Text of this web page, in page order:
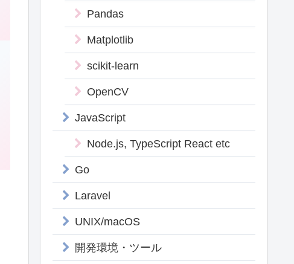
Pandas
Matplotlib
scikit-learn
OpenCV
JavaScript
Node.js, TypeScript React etc
Go
Laravel
UNIX/macOS
開発環境・ツール